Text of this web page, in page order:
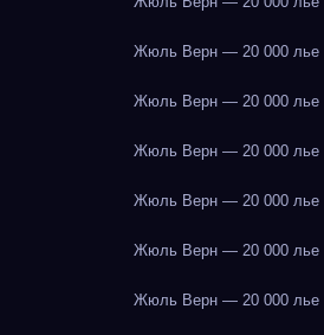
Жюль Верн — 20 000 лье
Жюль Верн — 20 000 лье
Жюль Верн — 20 000 лье
Жюль Верн — 20 000 лье
Жюль Верн — 20 000 лье
Жюль Верн — 20 000 лье